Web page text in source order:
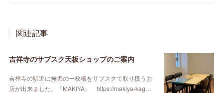
関連記事
吉祥寺のサブスク天板ショップのご案内
吉祥寺の駅近に無垢の一枚板をサブスクで取り扱うお
店が出来ました。「MAKIYA」 https://makiya-kag…